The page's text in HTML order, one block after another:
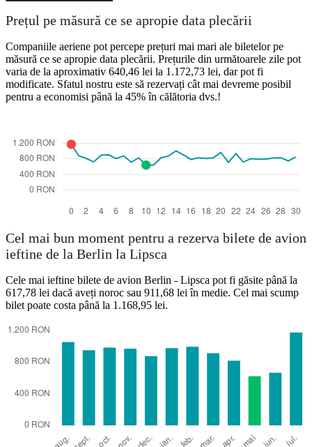
Leipzig
Prețul pe măsură ce se apropie data plecării
Companiile aeriene pot percepe prețuri mai mari ale biletelor pe
măsură ce se apropie data plecării. Prețurile din următoarele zile pot
varia de la aproximativ 640,46 lei la 1.172,73 lei, dar pot fi
modificate. Sfatul nostru este să rezervați cât mai devreme posibil
pentru a economisi până la 45% în călătoria dvs.!
Cel mai bun moment pentru a rezerva bilete de avion
ieftine de la Berlin la Lipsca
Cele mai ieftine bilete de avion Berlin - Lipsca pot fi găsite până la
617,78 lei dacă aveți noroc sau 911,68 lei în medie. Cel mai scump
bilet poate costa până la 1.168,95 lei.